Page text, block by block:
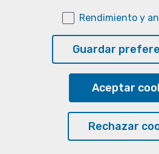
Rendimiento y
Guardar
Aceptar
Rechazar